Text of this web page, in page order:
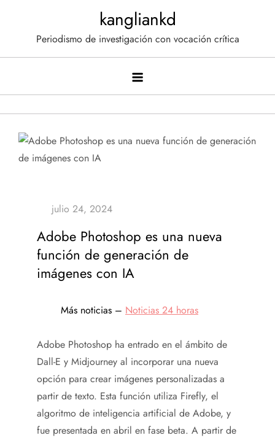
contenido
kangliankd
Periodismo de investigación con vocación crítica
Adobe Photoshop es una nueva
función de generación de
imágenes con IA
Más noticias – Noticias 24 horas
Adobe Photoshop ha entrado en el ámbito de
Dall-E y Midjourney al incorporar una nueva
opción para crear imágenes personalizadas a
partir de texto. Esta función utiliza Firefly, el
algoritmo de inteligencia artificial de Adobe, y
fue presentada en abril en fase beta. A partir de